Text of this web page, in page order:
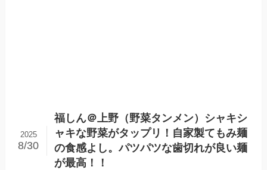
福しん＠上野（野菜タンメン）シャキシ
ャキな野菜がタップリ！自家製てもみ麺
の食感よし。パツパツな歯切れが良い麺
が最高！！
2025
8/30